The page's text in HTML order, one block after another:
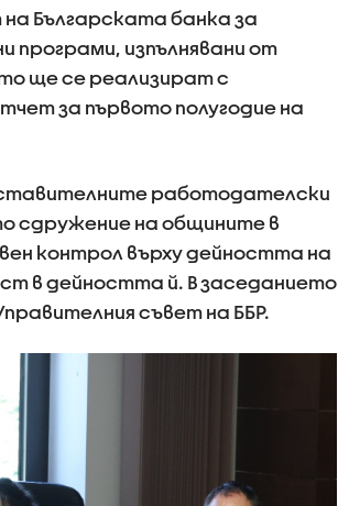
Българската банка за
програми, изпълнявани от
ще се реализират с
за първото полугодие на
работодателски
сдружение на общините в
контрол върху дейността на
в дейността й. В заседанието
съвет на ББР.